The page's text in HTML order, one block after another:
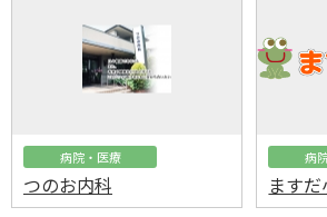
病院・医療
つのお内科
病
ます